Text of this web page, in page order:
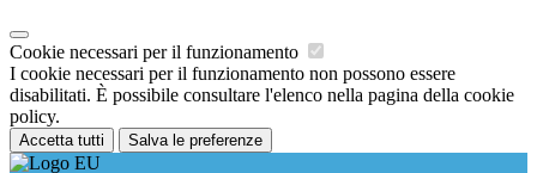
Cookie necessari per il funzionamento
I cookie necessari per il funzionamento non possono essere
disabilitati. È possibile consultare l'elenco nella pagina della cookie
policy.
Accetta tutti Salva le preferenze